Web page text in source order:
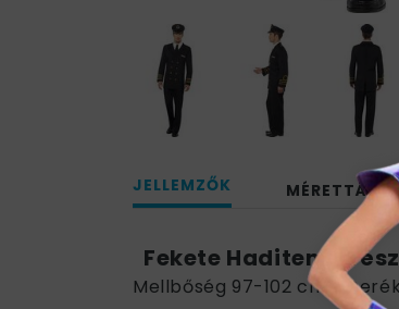
JELLEMZŐK
Fekete
Mellbőség 97-102 cm /